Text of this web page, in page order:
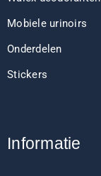
Mobiele urinoirs
Onderdelen
Stickers
Informatie